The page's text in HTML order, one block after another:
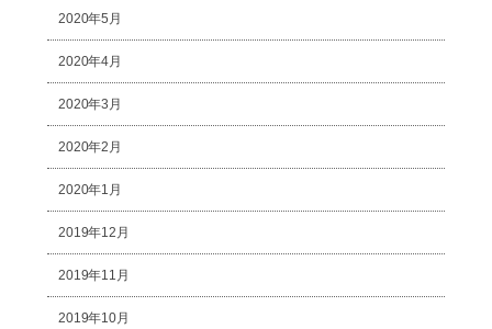
2020年5月
2020年4月
2020年3月
2020年2月
2020年1月
2019年12月
2019年11月
2019年10月